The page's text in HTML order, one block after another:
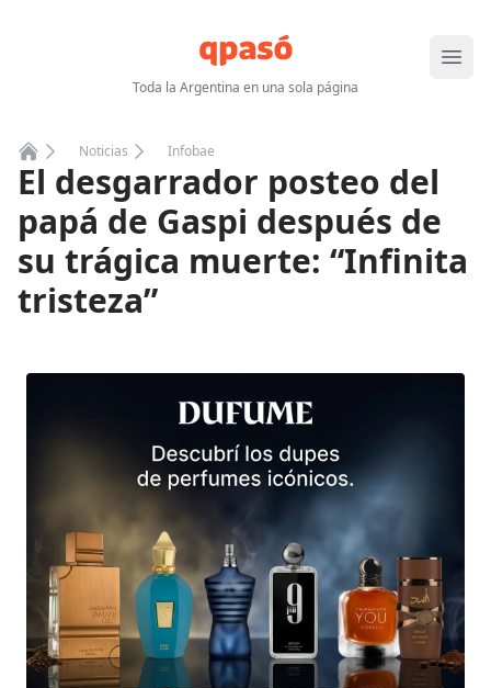
Toda la Argentina en una sola página
Abrir
Home
Noticias Infobae
El desgarrador posteo del
papá de Gaspi después de
su trágica muerte: “Infinita
tristeza”